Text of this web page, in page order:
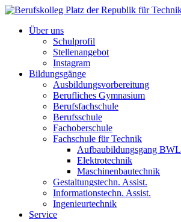
Über uns
Schulprofil
Stellenangebot
Instagram
Bildungsgänge
Ausbildungsvorbereitung
Berufliches Gymnasium
Berufsfachschule
Berufsschule
Fachoberschule
Fachschule für Technik
Aufbaubildungsgang BWL
Elektrotechnik
Maschinenbautechnik
Gestaltungstechn. Assist.
Informationstechn. Assist.
Ingenieurtechnik
Service